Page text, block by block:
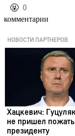
️🤬 0
комментарии